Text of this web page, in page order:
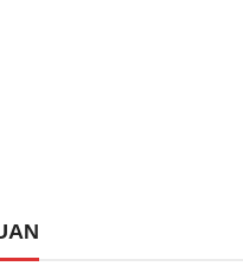
kênh Hochiki RPQ-ABW30